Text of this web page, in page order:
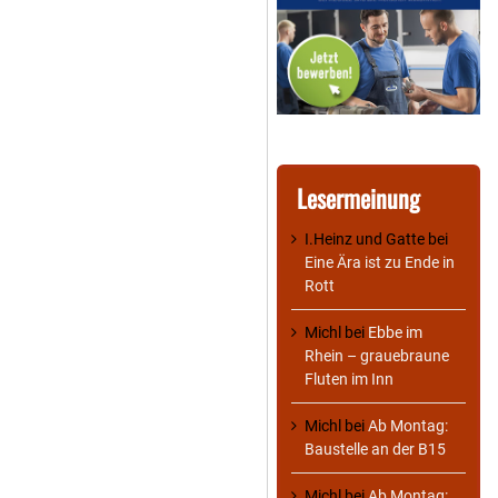
Lesermeinung
I.Heinz und Gatte bei
Eine Ära ist zu Ende in
Rott
Michl bei Ebbe im
Rhein – grauebraune
Fluten im Inn
Michl beiAb Montag:
Baustelle an der B15